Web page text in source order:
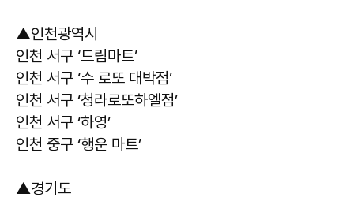
▲인천광역시
인천 서구 ‘드림마트’
인천 서구 ‘수 로또 대박점’
인천 서구 ‘청라로또하엘점’
인천 서구 ‘하영’
인천 중구 ‘행운 마트’
▲경기도